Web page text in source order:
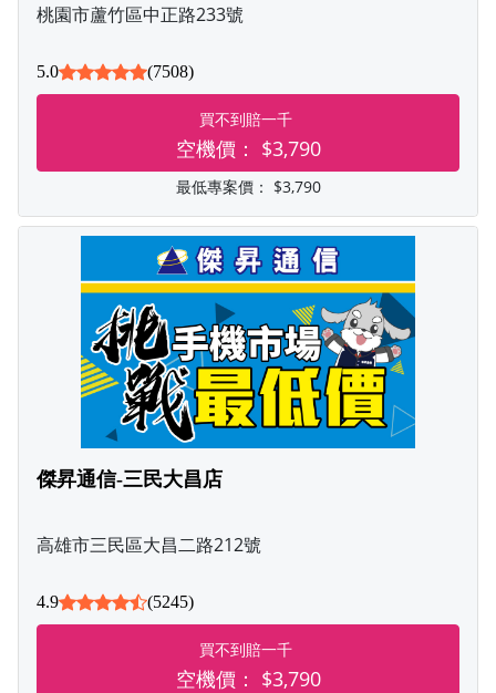
桃園市蘆竹區中正路233號
5.0 (7508)
買不到賠一千
空機價： $3,790
最低專案價： $3,790
傑昇通信-三民大昌店
高雄市三民區大昌二路212號
4.9 (5245)
買不到賠一千
空機價： $3,790